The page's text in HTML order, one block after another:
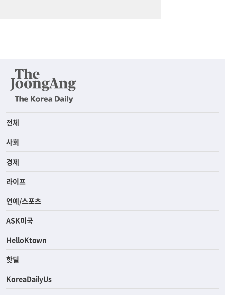
전체
사회
경제
라이프
연예/스포츠
ASK미국
HelloKtown
핫딜
KoreaDailyUs